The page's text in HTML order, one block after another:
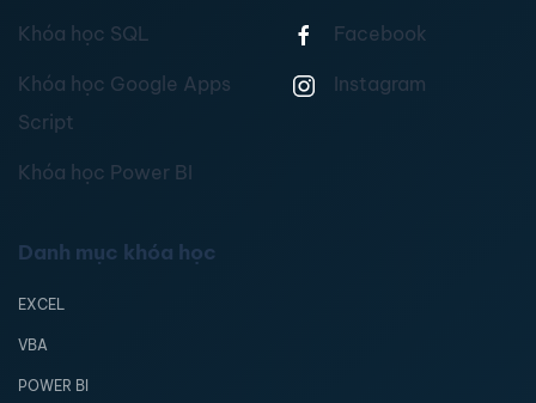
Khóa học SQL
Khóa học Google Apps
Script
Khóa học Power BI
Facebook
Instagram
Danh mục khóa học
EXCEL
VBA
POWER BI